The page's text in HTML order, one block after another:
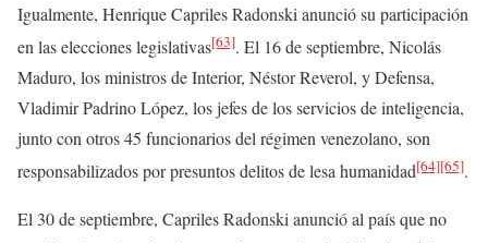
Igualmente, Henrique Capriles Radonski anunció su participación
en las elecciones legislativas[63]. El 16 de septiembre, Nicolás
Maduro, los ministros de Interior, Néstor Reverol, y Defensa,
Vladimir Padrino López, los jefes de los servicios de inteligencia,
junto con otros 45 funcionarios del régimen venezolano, son
responsabilizados por presuntos delitos de lesa humanidad[64][65].
El 30 de septiembre, Capriles Radonski anunció al país que no